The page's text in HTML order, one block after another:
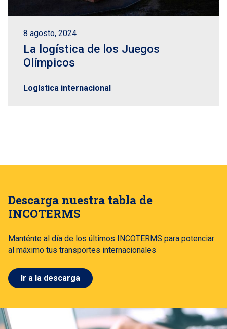
8 agosto, 2024
La logística de los Juegos
Olímpicos
Logística internacional
Descarga nuestra tabla de
INCOTERMS
Manténte al día de los últimos INCOTERMS para potenciar
al máximo tus transportes internacionales
Ir a la descarga